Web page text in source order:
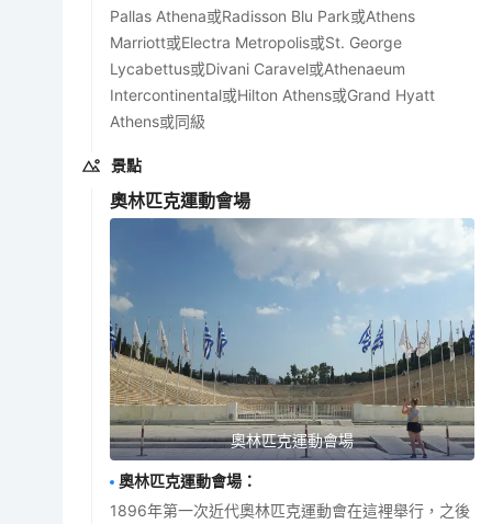
Pallas Athena或Radisson Blu Park或Athens
Marriott或Electra Metropolis或St. George
Lycabettus或Divani Caravel或Athenaeum
Intercontinental或Hilton Athens或Grand Hyatt
Athens或同級
景點
奧林匹克運動會場
奧林匹克運動會場
奧林匹克運動會場 ：
1896年第一次近代奧林匹克運動會在這裡舉行，之後